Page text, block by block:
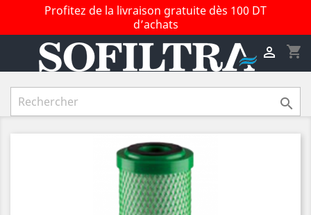
Profitez de la livraison gratuite dès 100 DT
d’achats
shopping_cart

